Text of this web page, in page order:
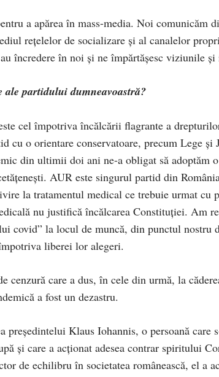
a apărea în mass-media. Noi comunicăm
rețelelor de socializare și al canalelor
încredere în noi și ne împărtășesc viziunile și
partidului dumneavoastră?
cel împotriva încălcării flagrante a
cu o orientare conservatoare, precum Lege și
din ultimii doi ani ne-a obligat să adoptăm
AUR este singurul partid din
la tratamentul medical ce trebuie urmat cu
nu justifică încălcarea Constituției. Am
covid” la locul de muncă, din punctul nostru
liberei lor alegeri.
cenzură care a dus, în cele din urmă, la
a fost un dezastru.
președintelui Klaus Iohannis, o persoană care
și care a acționat adesea contrar spiritului
de echilibru în societatea românească, el a